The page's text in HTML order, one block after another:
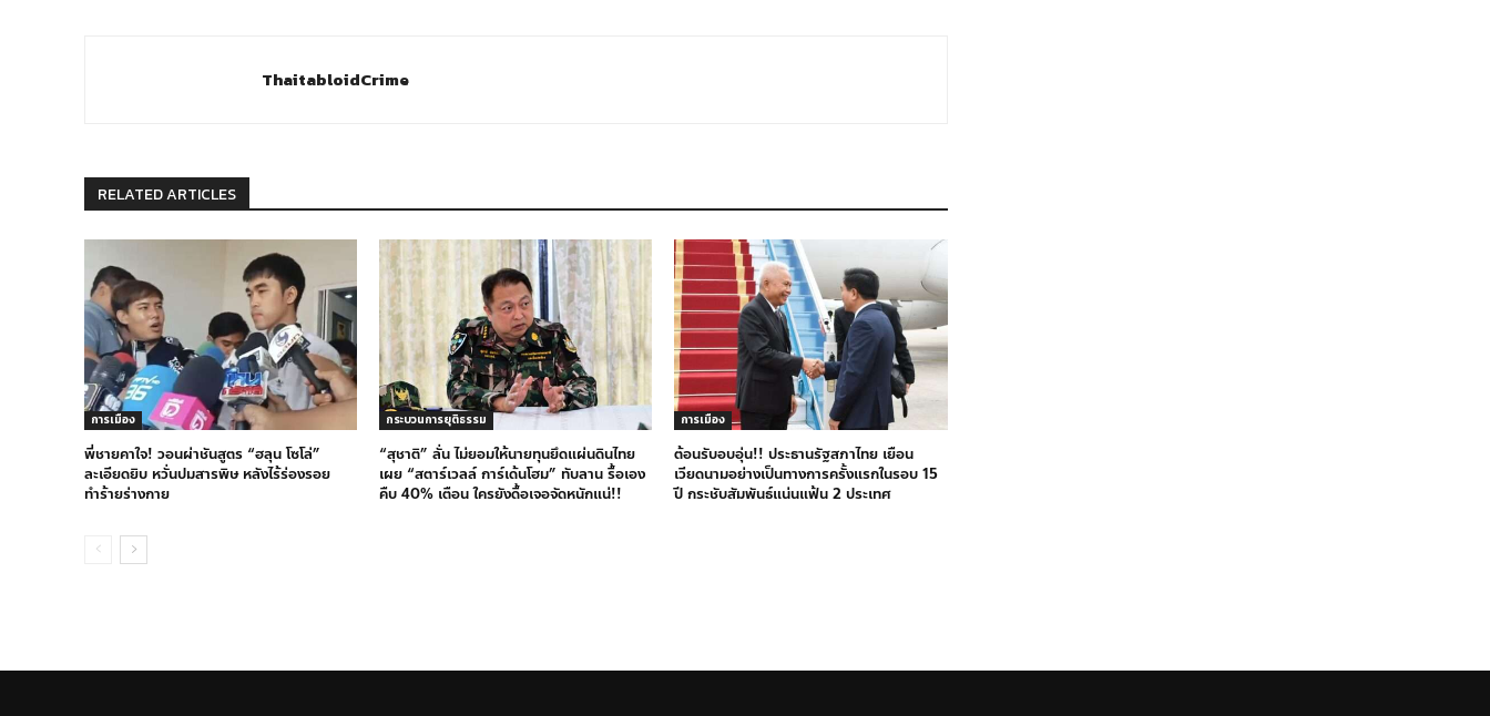
ThaitabloidCrime
RELATED ARTICLES
การเมือง
พี่ชายคาใจ! วอนผ่าชันสูตร “ฮลุน โซโล่”
ละเอียดยิบ หวั่นปมสารพิษ หลังไร้ร่องรอย
ทำร้ายร่างกาย
กระบวนการยุติธรรม
“สุชาติ” ลั่น ไม่ยอมให้นายทุนยึดแผ่นดินไทย
เผย “สตาร์เวลล์ การ์เด้นโฮม” ทับลาน รื้อเอง
คืบ 40% เตือน ใครยังดื้อเจอจัดหนักแน่!!
การเมือง
ต้อนรับอบอุ่น!! ประธานรัฐสภาไทย เยือน
เวียดนามอย่างเป็นทางการครั้งแรกในรอบ 15
ปี กระชับสัมพันธ์แน่นแฟ้น 2 ประเทศ